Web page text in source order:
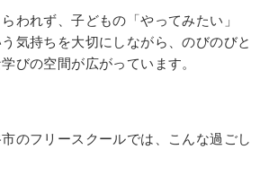
われず、子どもの「やってみたい」
う気持ちを大切にしながら、のびのびと
びの空間が広がっています。
のフリースクールでは、こんな過ごし